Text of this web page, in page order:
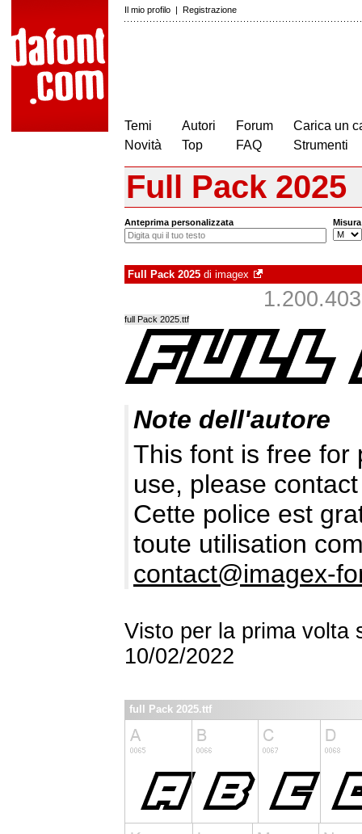
Il mio profilo | Registrazione
Temi
Novità
Autori
Top
Forum
FAQ
Carica un
Strumenti
Full Pack 2025
Anteprima personalizzata Misura
Full Pack 2025 di imagex
full Pack 2025.ttf
Note dell'autore
This font is free for
use, please
Cette police est
toute utilisation
contact@imagex-
Visto per la prima volta
10/02/2022
full Pack 2025.ttf